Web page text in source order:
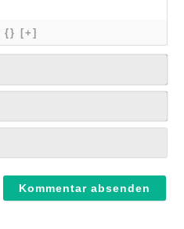
{} [+]